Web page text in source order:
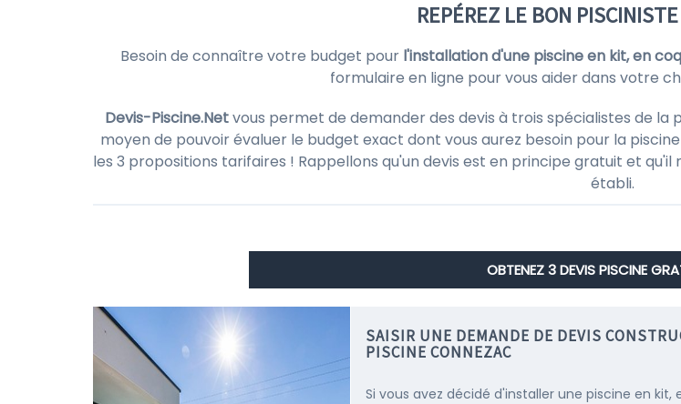
REPÉREZ LE BON
Besoin de connaître votre budget pour l'installation d'une piscine en kit, en
formulaire en ligne pour vous aider dans votre
Devis-Piscine.Netvous permet de demander des devis à trois spécialistes de
moyen de pouvoir évaluer le budget exact dont vous aurez besoin pour la
les 3 propositions tarifaires ! Rappellons qu'un devis est en principe gratuit et
établi.
OBTENEZ 3 DEVIS PISCINE
SAISIR UNE DEMANDE DE DEVIS
PISCINE CONNEZAC
Si vous avez décidé d'installer une piscine en kit,